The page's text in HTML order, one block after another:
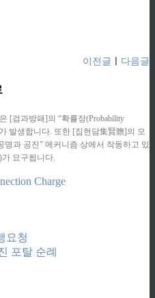
이전글 다음글
[검과방패]의 “확률장(Probability
발생합니다. 또한 [집현담集賢膽]의 모
과 공진” 메커니즘 상에서 작동하고 있
요구됩니다.
Charge
요청
포탈 순례